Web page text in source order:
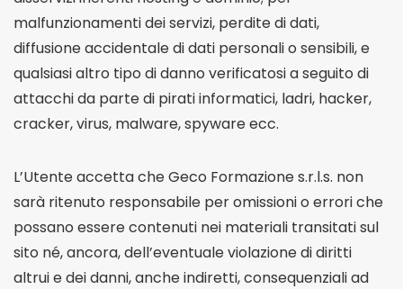
malfunzionamenti dei servizi, perdite di dati,
diffusione accidentale di dati personali o sensibili, e
qualsiasi altro tipo di danno verificatosi a seguito di
attacchi da parte di pirati informatici, ladri, hacker,
cracker, virus, malware, spyware ecc.
L’Utente accetta che Geco Formazione s.r.l.s. non
sarà ritenuto responsabile per omissioni o errori che
possano essere contenuti nei materiali transitati sul
sito né, ancora, dell’eventuale violazione di diritti
altrui e dei danni, anche indiretti, consequenziali ad